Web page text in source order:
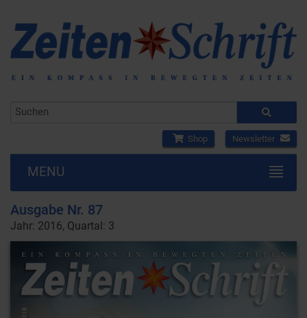
Shop Newsletter
MENU
Ausgabe Nr. 87
Jahr: 2016, Quartal: 3